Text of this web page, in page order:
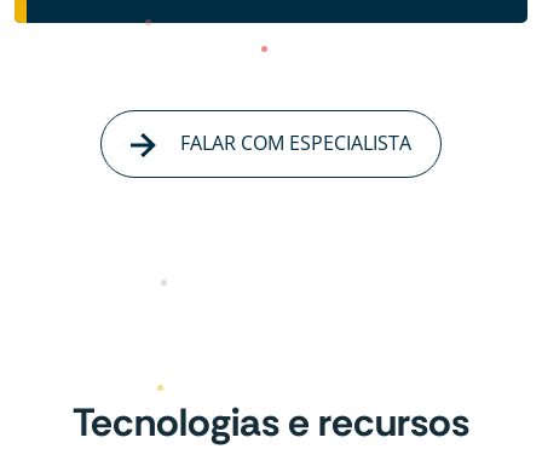
FALAR COM ESPECIALISTA
Tecnologias e recursos